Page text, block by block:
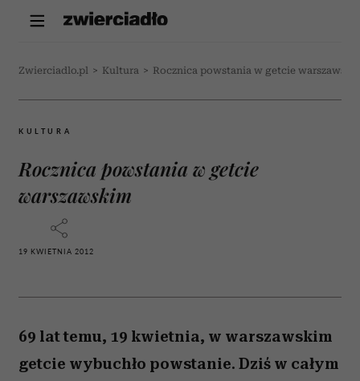
Zwierciadlo.pl > Kultura > Rocznica powstania w getcie
KULTURA
Rocznica powstania w getcie
warszawskim
19 KWIETNIA 2012
69 lat temu, 19 kwietnia, w warszawskim
getcie wybuchło powstanie. Dziś w całym